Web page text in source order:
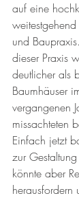
auf eine
weitestgehend
und
dieser Praxis
deutlicher als
Baumhäuser
vergangenen
missachteten
Einfach jetzt
zur
könnte aber
herausfordern